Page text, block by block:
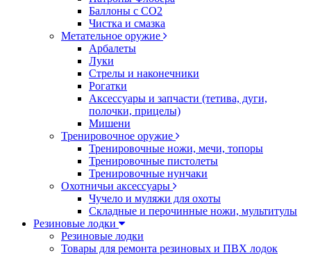
Баллоны с CO2
Чистка и смазка
Метательное оружие
Арбалеты
Луки
Стрелы и наконечники
Рогатки
Аксессуары и запчасти (тетива, дуги,
полочки, прицелы)
Мишени
Тренировочное оружие
Тренировочные ножи, мечи, топоры
Тренировочные пистолеты
Тренировочные нунчаки
Охотничьи аксессуары
Чучело и муляжи для охоты
Складные и перочинные ножи, мультитулы
Резиновые лодки
Резиновые лодки
Товары для ремонта резиновых и ПВХ лодок